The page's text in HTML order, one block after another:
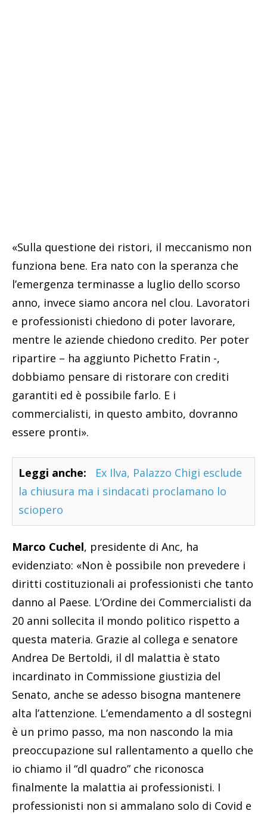
«Sulla questione dei ristori, il meccanismo non
funziona bene. Era nato con la speranza che
l’emergenza terminasse a luglio dello scorso
anno, invece siamo ancora nel clou. Lavoratori
e professionisti chiedono di poter lavorare,
mentre le aziende chiedono credito. Per poter
ripartire – ha aggiunto Pichetto Fratin -,
dobbiamo pensare di ristorare con crediti
garantiti ed è possibile farlo. E i
commercialisti, in questo ambito, dovranno
essere pronti».
Leggi anche:
Ex Ilva, Palazzo Chigi esclude
la chiusura ma i sindacati proclamano lo
sciopero
Marco Cuchel, presidente di Anc, ha
evidenziato: «Non è possibile non prevedere i
diritti costituzionali ai professionisti che tanto
danno al Paese. L’Ordine dei Commercialisti da
20 anni sollecita il mondo politico rispetto a
questa materia. Grazie al collega e senatore
Andrea De Bertoldi, il dl malattia è stato
incardinato in Commissione giustizia del
Senato, anche se adesso bisogna mantenere
alta l’attenzione. L’emendamento a dl sostegni
è un primo passo, ma non nascondo la mia
preoccupazione sul rallentamento a quello che
io chiamo il “dl quadro” che riconosca
finalmente la malattia ai professionisti. I
professionisti non si ammalano solo di Covid e